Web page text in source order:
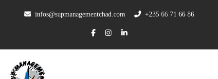
infos@supmanagementchad.com +235 66 71 66 86